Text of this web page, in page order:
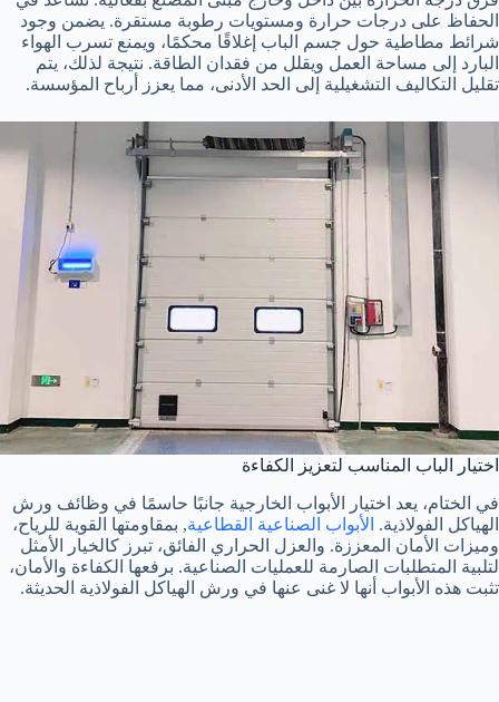
الحفاظ على درجات حرارة ومستويات رطوبة مستقرة. يضمن وجود
شرائط مطاطية حول جسم الباب إغلاقًا محكمًا، ويمنع تسرب الهواء
البارد إلى مساحة العمل ويقلل من فقدان الطاقة. نتيجة لذلك، يتم
تقليل التكاليف التشغيلية إلى الحد الأدنى، مما يعزز أرباح المؤسسة.
اختيار الباب المناسب لتعزيز الكفاءة
في الختام، يعد اختيار الأبواب الخارجية جانبًا حاسمًا في وظائف ورش
الهياكل الفولاذية. الأبواب الصناعية القطاعية, بمقاومتها القوية للرياح،
وميزات الأمان المعززة. والعزل الحراري الفائق، تبرز كالخيار الأمثل
لتلبية المتطلبات الصارمة للعمليات الصناعية. برفعها الكفاءة والأمان،
تثبت هذه الأبواب أنها لا غنى عنها في ورش الهياكل الفولاذية الحديثة.